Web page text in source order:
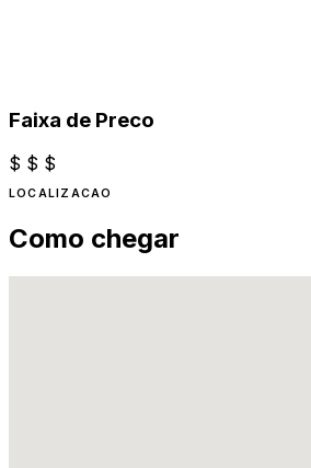
Faixa de Preco
$ $ $
LOCALIZACAO
Como chegar